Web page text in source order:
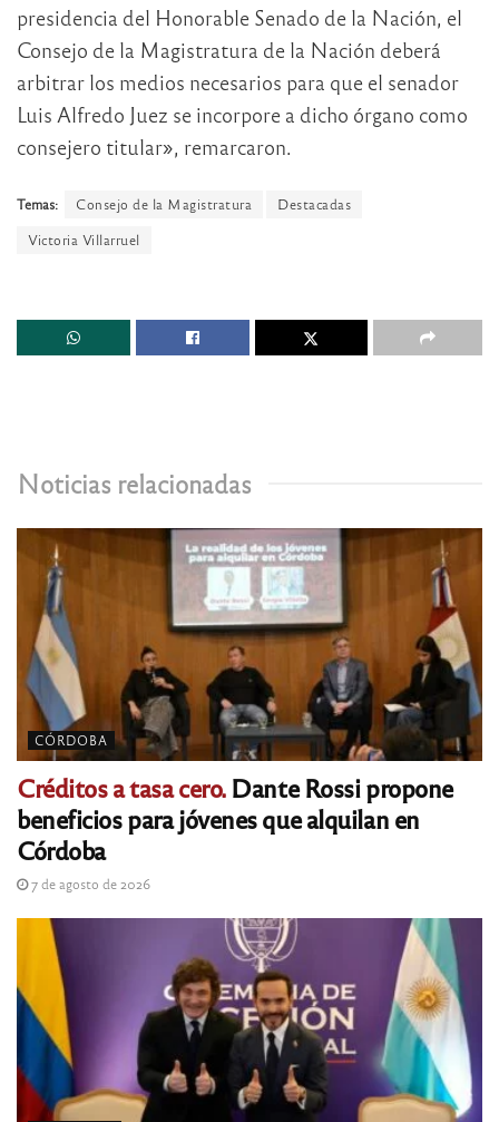
presidencia del Honorable Senado de la Nación, el
Consejo de la Magistratura de la Nación deberá
arbitrar los medios necesarios para que el senador
Luis Alfredo Juez se incorpore a dicho órgano como
consejero titular», remarcaron.
Temas: Consejo de la Magistratura
Destacadas
Victoria Villarruel
Noticias relacionadas
CÓRDOBA
Créditos a tasa cero.Dante Rossi propone
beneficios para jóvenes que alquilan en
Córdoba
7 de agosto de 2026